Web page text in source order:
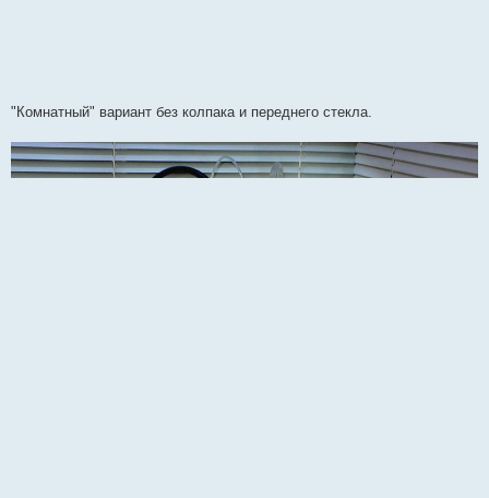
"Комнатный" вариант без колпака и переднего стекла.